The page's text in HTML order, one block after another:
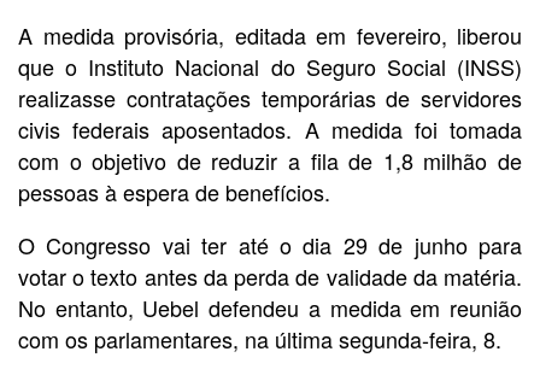
A medida provisória, editada em fevereiro, liberou
que o Instituto Nacional do Seguro Social (INSS)
realizasse contratações temporárias de servidores
civis federais aposentados. A medida foi tomada
com o objetivo de reduzir a fila de 1,8 milhão de
pessoas à espera de benefícios.
O Congresso vai ter até o dia 29 de junho para
votar o texto antes da perda de validade da matéria.
No entanto, Uebel defendeu a medida em reunião
com os parlamentares, na última segunda-feira, 8.